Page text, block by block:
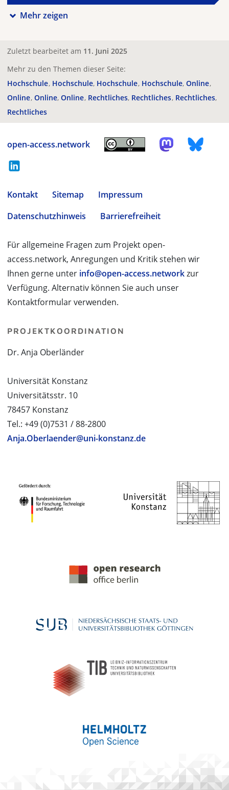
Mehr zeigen
Zuletzt bearbeitet am 11. Juni 2025
Mehr zu den Themen dieser Seite:
Hochschule Hochschule Hochschule Hochschule Online
Online Online Online Rechtliches Rechtliches Rechtliches
Rechtliches
open-access.network
Kontakt Sitemap
Impressum
Datenschutzhinweis
Barrierefreiheit
Für allgemeine Fragen zum Projekt open-
access.network, Anregungen und Kritik stehen wir
Ihnen gerne unter info@open-access.networkzur
Verfügung. Alternativ können Sie auch unser
Kontaktformular verwenden.
PROJEKTKOORDINATION
Dr. Anja Oberländer
Universität Konstanz
Universitätsstr. 10
78457 Konstanz
Tel.: +49 (0)7531 / 88-2800
Anja.Oberlaender@uni-konstanz.de